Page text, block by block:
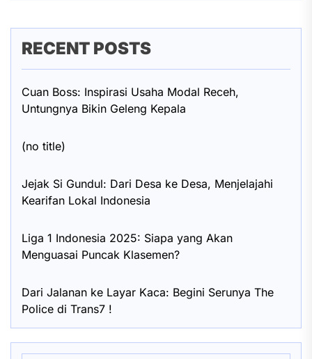
RECENT POSTS
Cuan Boss: Inspirasi Usaha Modal Receh,
Untungnya Bikin Geleng Kepala
(no title)
Jejak Si Gundul: Dari Desa ke Desa, Menjelajahi
Kearifan Lokal Indonesia
Liga 1 Indonesia 2025: Siapa yang Akan
Menguasai Puncak Klasemen?
Dari Jalanan ke Layar Kaca: Begini Serunya The
Police di Trans7 !